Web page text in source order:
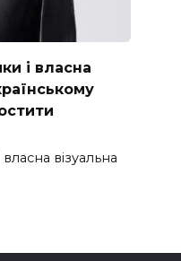
і власна
візуальна